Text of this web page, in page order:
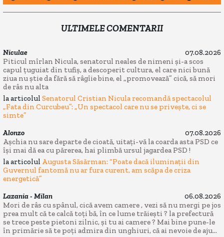
ULTIMELE COMENTARII
Niculae
07.08.2026
Piticul mîrlan Nicula, senatorul neales de nimeni și-a scos
capul țuguiat din tufiș, a descoperit cultura, el care nici bună
ziua nu știe da fără să râgîie bine, el „promovează” cică, să mori
de râs nu alta
la articolul Senatorul Cristian Nicula recomandă spectacolul
„Fata din Curcubeu”: „Un spectacol care nu se privește, ci se
simte”
Alonzo
07.08.2026
Așchia nu sare departe de cioată, uitați-vă la coarda asta PSD ce
își mai dă ea cu părerea, hai plimbă ursul jagardea PSD !
la articolul Augusta Săsărman: “Poate dacă iluminații din
Guvernul fantomă nu ar fura curent, am scăpa de criza
energetică”
Lazania - Milan
06.08.2026
Mori de râs cu spânul, cică avem camere , vezi să nu mergi pe jos
prea mult că te calcă toți bă, în ce lume trăiești ? la prefectură
se trece peste pietoni zilnic, și tu ai camere ? Mai bine pune-le
în primărie să te poți admira din unghiuri, că ai nevoie de aju...